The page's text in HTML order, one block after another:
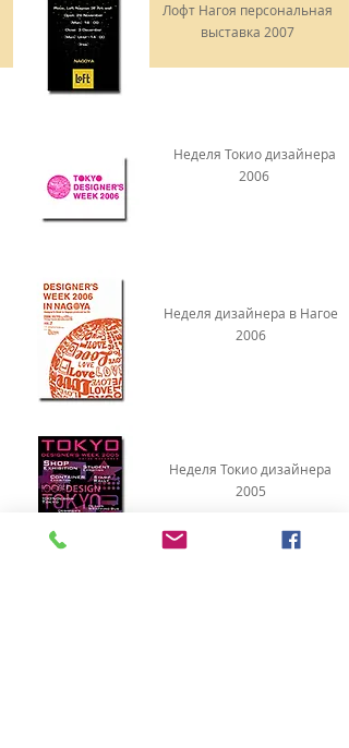
Лофт Нагоя персональная
выставка 2007
Неделя Токио дизайнера
2006
Неделя дизайнера в Нагое
2006
Неделя Токио дизайнера
2005